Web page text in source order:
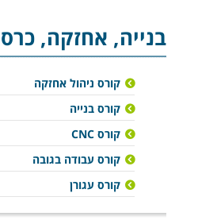
בנייה, אחזקה,
קורס ניהול אחזקה
קורס בנייה
קורס CNC
קורס עבודה בגובה
קורס עגורן